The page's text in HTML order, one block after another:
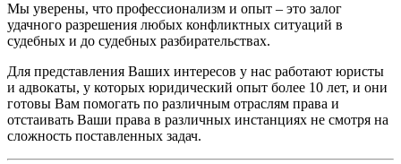
Мы уверены, что профессионализм и опыт – это залог
удачного разрешения любых конфликтных ситуаций в
судебных и до судебных разбирательствах.
Для представления Ваших интересов у нас работают юристы
и адвокаты, у которых юридический опыт более 10 лет, и они
готовы Вам помогать по различным отраслям права и
отстаивать Ваши права в различных инстанциях не смотря на
сложность поставленных задач.